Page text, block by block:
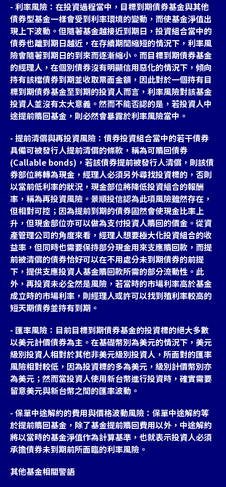
- 利率風險：在投資過程當中，目標到期債券基金與其他
債券型基金一樣會受到利率環境的變動，而使基金淨值出
現上下波動。但隨著基金越接近到期日，投資組合當中的
債券也離到期日越近，在存續期間縮短的情況下，利率風
險會隨著到期日的到來而逐漸縮小。而目標到期債券基金
的經理人，在個別債券沒有明顯信用惡化的情況下，傾向
持有該檔債券到期並收取票面金額，因此對於一個持有目
標到期債券基金至到期的投資人而言，利率風險對該基金
投資人並沒有太大意義。然而不能否認的是，若投資人中
途提前贖回基金，則必然會暴露於利率風險當中。
- 提前清償與再投資風險：債券投資組合當中的若干債券
具備可被發行人提前清償的條款，稱為可贖回債券
(Callable bonds)，若該債券提前被發行人清償，則該債
券部位將轉為現金，經理人必須另外尋找投資標的，否則
以當前低利率的狀況，現金部位將降低投資組合的報酬
率，稱為再投資風險。景順投信認為此項風險雖然存在，
但相對可控；因為提前到期的債券固然會使現金比率上
升，但現金部位亦可以做為支付投資人贖回的價金。從資
產管理公司的角度來看，經理人想要極大化投資組合的收
益率，但同時也需要保持部分現金用來支應贖回款，而提
前被清償的債券恰好可以在不用處分未到期債券的前提
下，提供支應投資人基金贖回款所需的部分流動性。此
外，再投資未必全然是風險，若當時的市場利率高於基金
成立時的市場利率，則經理人或許可以找到殖利率較高的
短天期債券並持有到期。
- 匯率風險：目前目標到期債券基金的投資標的絕大多數
以美元計價債券為主。在基礎幣別為美元的情況下，美元
級別投資人相對於其他非美元級別投資人，所面對的匯率
風險相對較低，因為投資標的多為美元，級別計價幣別亦
為美元；然而當投資人使用新台幣進行投資時，確實需要
留意美元與新台幣之間的匯率波動。
- 保單中途解約的費用與價格波動風險：保單中途解約等
於提前贖回基金，除了基金提前贖回費用以外，中途解約
將以當時的基金淨值作為計算基準，也就表示投資人必須
承擔債券未到期前所面臨的利率風險。
其他基金相關警語